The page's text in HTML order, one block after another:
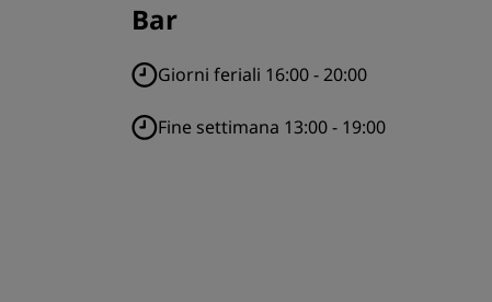
Bar
Giorni feriali 16:00 - 20:00
Fine settimana 13:00 - 19:00